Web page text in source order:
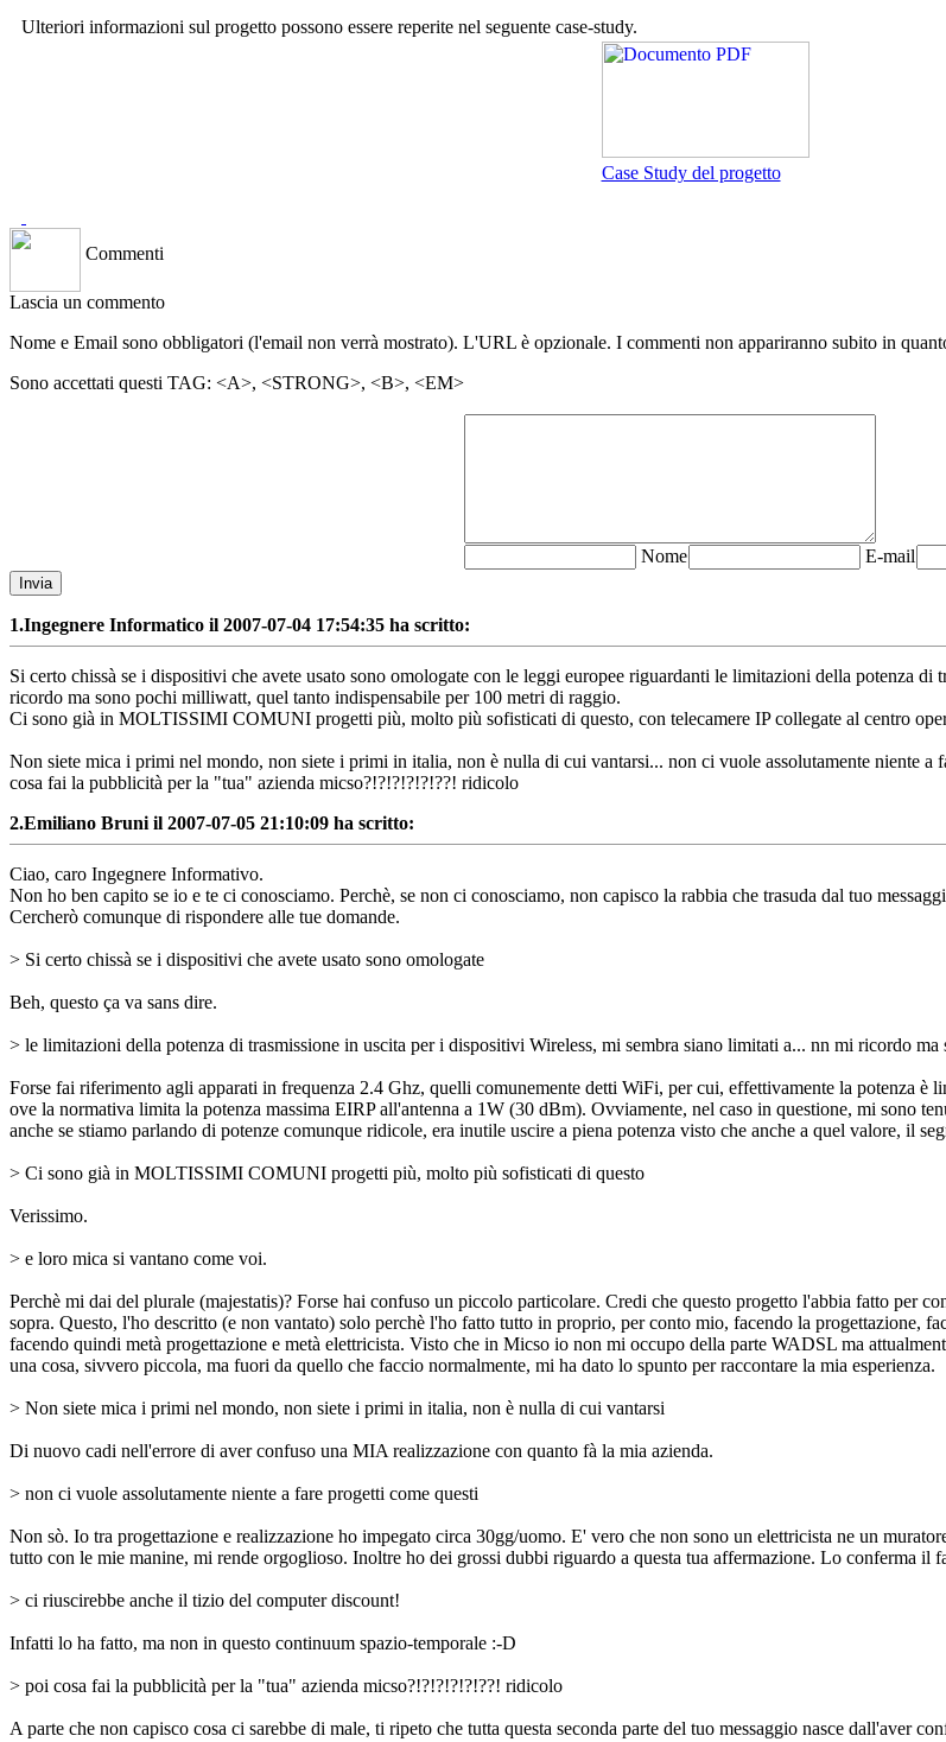
Ulteriori informazioni sul progetto possono essere reperite nel seguente case-study.
Case Study del progetto
Commenti
Lascia un commento
Nome e Email sono obbligatori (l'email non verrà mostrato). L'URL è opzionale. I commenti non appariranno subito in
Sono accettati questi TAG: <A>, <STRONG>, <B>, <EM>
Nome E-mail
Invia
1.Ingegnere Informatico il 2007-07-04 17:54:35 ha scritto:
Si certo chissà se i dispositivi che avete usato sono omologate con le leggi europee riguardanti le limitazioni della potenza
ricordo ma sono pochi milliwatt, quel tanto indispensabile per 100 metri di raggio.
Ci sono già in MOLTISSIMI COMUNI progetti più, molto più sofisticati di questo, con telecamere IP collegate al centro
Non siete mica i primi nel mondo, non siete i primi in italia, non è nulla di cui vantarsi... non ci vuole assolutamente niente
cosa fai la pubblicità per la "tua" azienda micso?!?!?!?!?!??! ridicolo
2.Emiliano Bruni il 2007-07-05 21:10:09 ha scritto:
Ciao, caro Ingegnere Informativo.
Non ho ben capito se io e te ci conosciamo. Perchè, se non ci conosciamo, non capisco la rabbia che trasuda dal tuo
Cercherò comunque di rispondere alle tue domande.
> Si certo chissà se i dispositivi che avete usato sono omologate
Beh, questo ça va sans dire.
> le limitazioni della potenza di trasmissione in uscita per i dispositivi Wireless, mi sembra siano limitati a... nn mi ricordo
Forse fai riferimento agli apparati in frequenza 2.4 Ghz, quelli comunemente detti WiFi, per cui, effettivamente la potenza
ove la normativa limita la potenza massima EIRP all'antenna a 1W (30 dBm). Ovviamente, nel caso in questione, mi sono
anche se stiamo parlando di potenze comunque ridicole, era inutile uscire a piena potenza visto che anche a quel valore, il
> Ci sono già in MOLTISSIMI COMUNI progetti più, molto più sofisticati di questo
Verissimo.
> e loro mica si vantano come voi.
Perchè mi dai del plurale (majestatis)? Forse hai confuso un piccolo particolare. Credi che questo progetto l'abbia fatto per
sopra. Questo, l'ho descritto (e non vantato) solo perchè l'ho fatto tutto in proprio, per conto mio, facendo la progettazione,
facendo quindi metà progettazione e metà elettricista. Visto che in Micso io non mi occupo della parte WADSL ma
una cosa, sivvero piccola, ma fuori da quello che faccio normalmente, mi ha dato lo spunto per raccontare la mia esperienza.
> Non siete mica i primi nel mondo, non siete i primi in italia, non è nulla di cui vantarsi
Di nuovo cadi nell'errore di aver confuso una MIA realizzazione con quanto fà la mia azienda.
> non ci vuole assolutamente niente a fare progetti come questi
Non sò. Io tra progettazione e realizzazione ho impegato circa 30gg/uomo. E' vero che non sono un elettricista ne un
tutto con le mie manine, mi rende orgoglioso. Inoltre ho dei grossi dubbi riguardo a questa tua affermazione. Lo conferma il
> ci riuscirebbe anche il tizio del computer discount!
Infatti lo ha fatto, ma non in questo continuum spazio-temporale :-D
> poi cosa fai la pubblicità per la "tua" azienda micso?!?!?!?!?!??! ridicolo
A parte che non capisco cosa ci sarebbe di male, ti ripeto che tutta questa seconda parte del tuo messaggio nasce dall'aver